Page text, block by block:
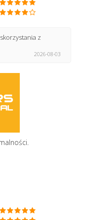
z
2026-08-03